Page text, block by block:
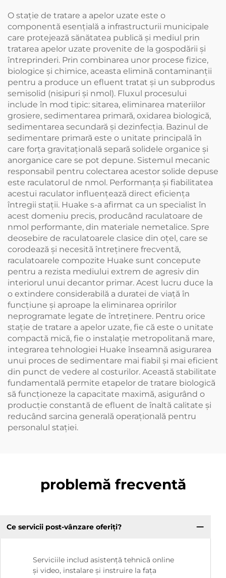
mare de 3 T
O stație de tratare a apelor uzate este o
componentă esențială a infrastructurii municipale
care protejează sănătatea publică și mediul prin
tratarea apelor uzate provenite de la gospodării și
întreprinderi. Prin combinarea unor procese fizice,
biologice și chimice, aceasta elimină contaminanții
pentru a produce un efluent tratat și un subprodus
semisolid (nisipuri și nmol). Fluxul procesului
include în mod tipic: sitarea, eliminarea materiilor
grosiere, sedimentarea primară, oxidarea biologică,
sedimentarea secundară și dezinfecția. Bazinul de
sedimentare primară este o unitate principală în
care forța gravitațională separă solidele organice și
anorganice care se pot depune. Sistemul mecanic
responsabil pentru colectarea acestor solide depuse
este raculatorul de nmol. Performanța și fiabilitatea
acestui raculator influențează direct eficiența
întregii stații. Huake s-a afirmat ca un specialist în
acest domeniu precis, producând raculatoare de
nmol performante, din materiale nemetalice. Spre
deosebire de raculatoarele clasice din oțel, care se
corodează și necesită întreținere frecventă,
raculatoarele compozite Huake sunt concepute
pentru a rezista mediului extrem de agresiv din
interiorul unui decantor primar. Acest lucru duce la
o extindere considerabilă a duratei de viață în
funcțiune și aproape la eliminarea opririlor
neprogramate legate de întreținere. Pentru orice
stație de tratare a apelor uzate, fie că este o unitate
compactă mică, fie o instalație metropolitană mare,
integrarea tehnologiei Huake înseamnă asigurarea
unui proces de sedimentare mai fiabil și mai eficient
din punct de vedere al costurilor. Această stabilitate
fundamentală permite etapelor de tratare biologică
să funcționeze la capacitate maximă, asigurând o
producție constantă de efluent de înaltă calitate și
reducând sarcina generală operațională pentru
personalul stației.
problemă frecventă
Ce servicii post-vânzare oferiți?
Serviciile includ asistență tehnică online
și video, instalare și instruire la fața